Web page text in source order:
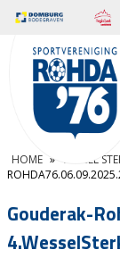
HOME » WESSEL
Gouderak-